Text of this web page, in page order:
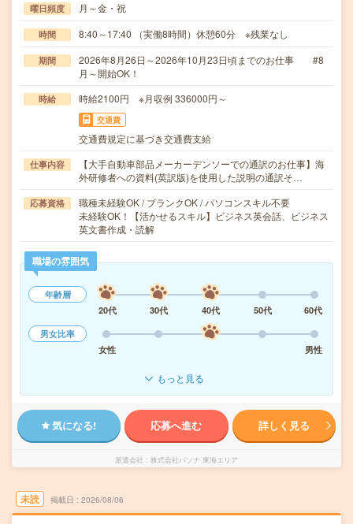
曜日頻度 月～金・祝
時間 8:40～17:40 （実働8時間）休憩60分 ※残業なし
期間
2026年8月26日～2026年10月23日頃までのお仕事 #8
月～開始OK！
時給 時給2100円 ※月収例 336000円～
交通費
交通費規定に基づき交通費支給
仕事内容
【大手自動車部品メーカーデンソーでの通訳のお仕事】海
外研修者への資料(英訳版)を使用した説明の通訳そ…
応募資格
職種未経験OK / ブランクOK / パソコンスキル不要
未経験OK！【活かせるスキル】ビジネス英会話、ビジネス
英文書作成・読解
職場の雰囲気
年齢層
20代
30代 40代 50代
60代
男女比率
女性
男性
もっと見る
気になる! 応募へ進む 詳しく見る
派遣会社 株式会社パソナ 東海エリア
未読 掲載日 2026/08/06